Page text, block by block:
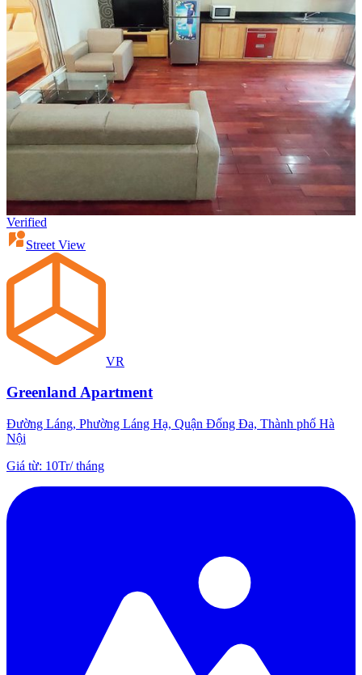
Verified
Street View
VR
Greenland Apartment
Đường Láng, Phường Láng Hạ, Quận Đống Đa, Thành phố Hà
Nội
Giá từ: 10Tr/tháng